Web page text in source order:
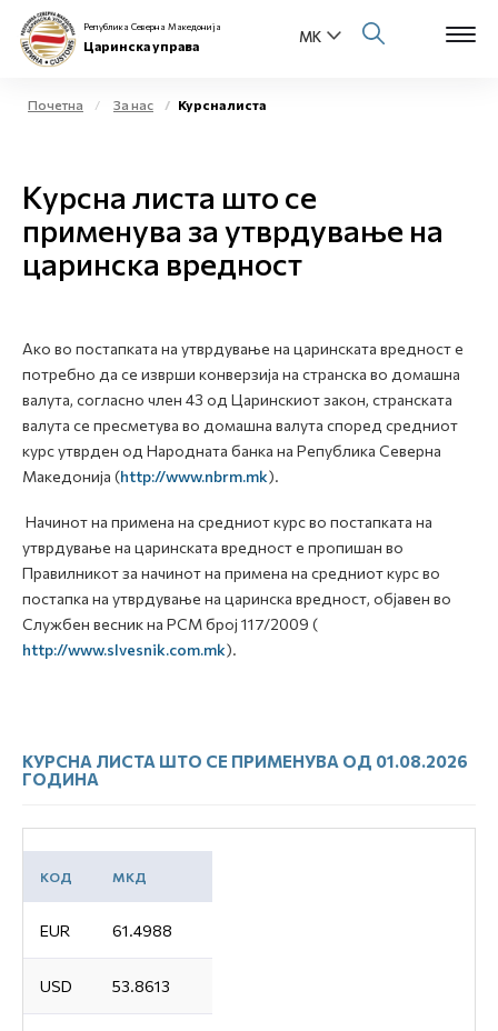
Физички лица
Бизнис заедница
Медиа центар
Контакт
Република Северна Македонија
Царинска управа
Почетна За нас Курсна листа
Курсна листа што се
применува за утврдување на
царинска вредност
Ако во постапката на утврдување на царинската вредност е
потребно да се изврши конверзија на странска во домашна
валута, согласно член 43 од Царинскиот закон, странската
валута се пресметува во домашна валута според средниот
курс утврден од Народната банка на Република Северна
Македонија (http://www.nbrm.mk).
Начинот на примена на средниот курс во постапката на
утврдување на царинската вредност е пропишан во
Правилникот за начинот на примена на средниот курс во
постапка на утврдување на царинска вредност, објавен во
Службен весник на РСМ број 117/2009 (
http://www.slvesnik.com.mk).
КУРСНА ЛИСТА ШТО СЕ ПРИМЕНУВА ОД 01.08.2026
ГОДИНА
КОД МКД
EUR 61.4988
USD 53.8613